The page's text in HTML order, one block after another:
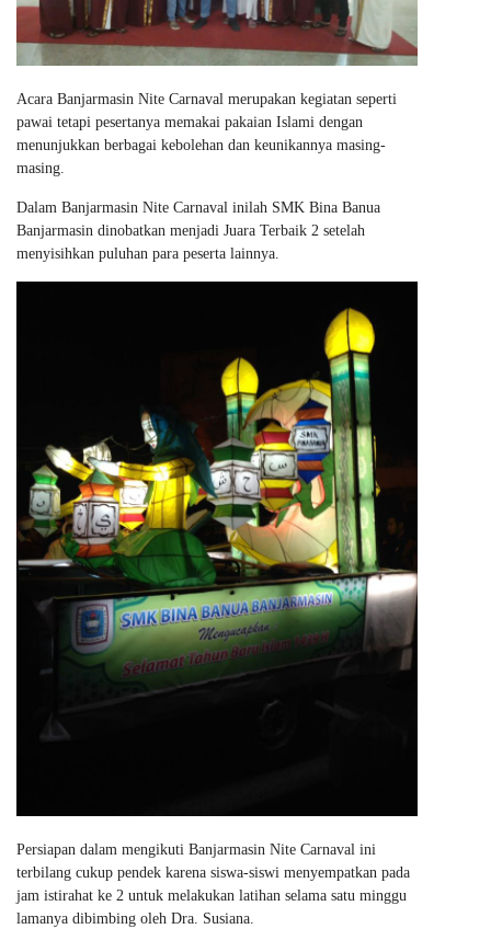
Acara Banjarmasin Nite Carnaval merupakan kegiatan seperti
pawai tetapi pesertanya memakai pakaian Islami dengan
menunjukkan berbagai kebolehan dan keunikannya masing-
masing.
Dalam Banjarmasin Nite Carnaval inilah SMK Bina Banua
Banjarmasin dinobatkan menjadi Juara Terbaik 2 setelah
menyisihkan puluhan para peserta lainnya.
Persiapan dalam mengikuti Banjarmasin Nite Carnaval ini
terbilang cukup pendek karena siswa-siswi menyempatkan pada
jam istirahat ke 2 untuk melakukan latihan selama satu minggu
lamanya dibimbing oleh Dra. Susiana.